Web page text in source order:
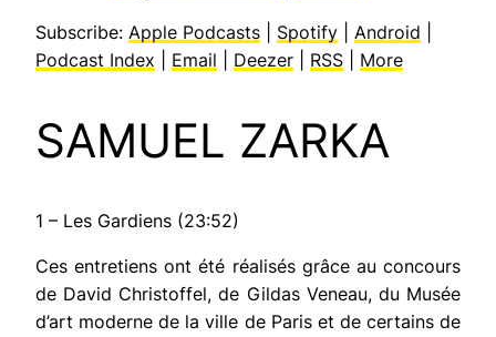
Subscribe: Apple Podcasts Spotify Android
Podcast Index
Email Deezer RSS More
SAMUEL ZARKA
1 – Les Gardiens (23:52)
Ces entretiens ont été réalisés grâce au concours
de David Christoffel, de Gildas Veneau, du Musée
d’art moderne de la ville de Paris et de certains de